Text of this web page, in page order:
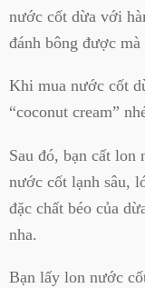
nước cốt dừa với
đánh bông được
Khi mua nước cốt
“coconut cream”
Sau đó, bạn cất lon
nước cốt lạnh sâu,
đặc chất béo của
nha.
Bạn lấy lon nước